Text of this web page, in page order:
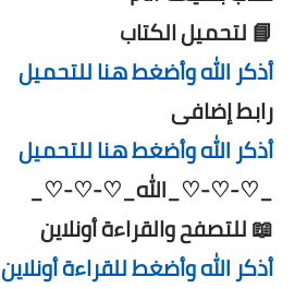
📘 لتحميل الكتاب
أذكر الله وأضغط هنا للتحميل
رابط إضافى
أذكر الله وأضغط هنا للتحميل
_♡-♡-♡_الله_♡-♡-♡_
📖 للتصفح والقراءة أونلاين
أذكر الله وأضغط للقراءة أونلاين